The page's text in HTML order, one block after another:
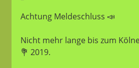
Achtung Meldeschluss 📣
Nicht mehr lange bis zum
💐 2019.